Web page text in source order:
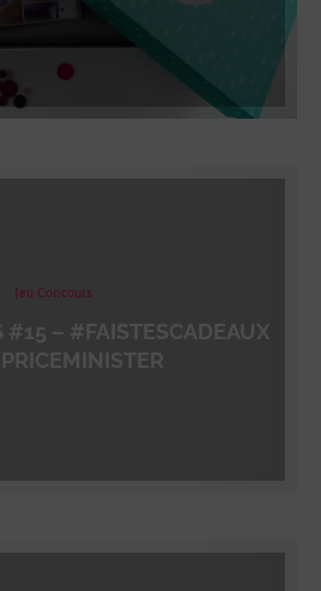
Jeu Concours
#15 – #FAISTESCADEAUX